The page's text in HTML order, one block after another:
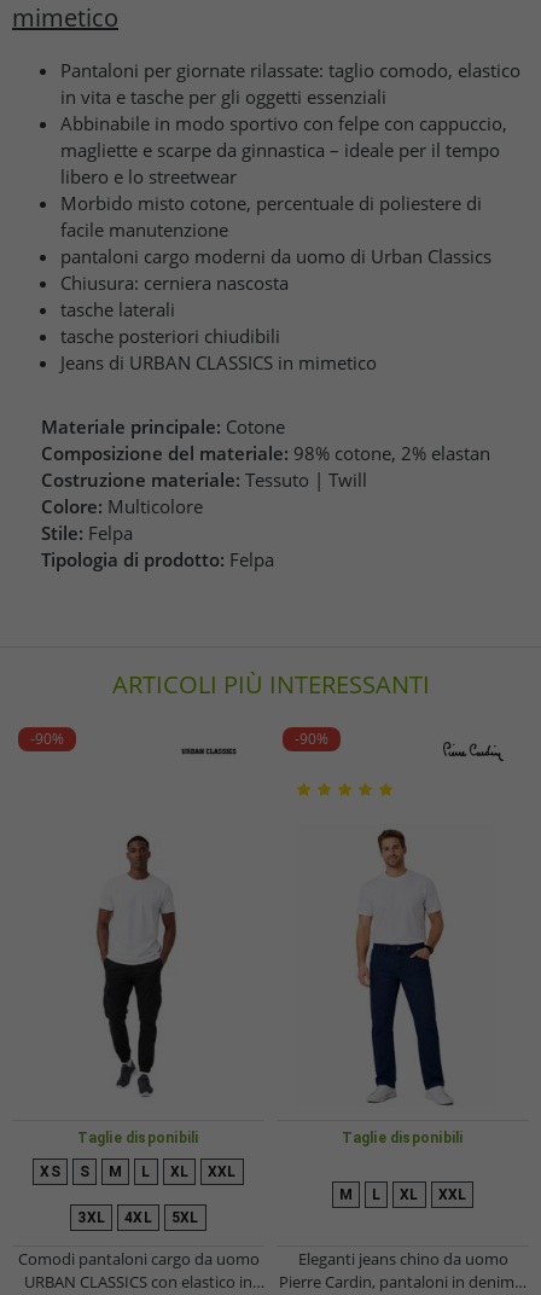
mimetico
Pantaloni per giornate rilassate: taglio comodo, elastico
in vita e tasche per gli oggetti essenziali
Abbinabile in modo sportivo con felpe con cappuccio,
magliette e scarpe da ginnastica – ideale per il tempo
libero e lo streetwear
Morbido misto cotone, percentuale di poliestere di
facile manutenzione
pantaloni cargo moderni da uomo di Urban Classics
Chiusura: cerniera nascosta
tasche laterali
tasche posteriori chiudibili
Jeans di URBAN CLASSICS in mimetico
Materiale principale: Cotone
Composizione del materiale: 98% cotone, 2% elastan
Costruzione materiale: Tessuto | Twill
Colore: Multicolore
Stile: Felpa
Tipologia di prodotto: Felpa
ARTICOLI PIÙ INTERESSANTI
-90%
Taglie disponibili
XS S M L XL XXL
3XL 4XL 5XL
Comodi pantaloni cargo da uomo
URBAN CLASSICS con elastico in
-90%
Taglie disponibili
M L XL XXL
Eleganti jeans chino da uomo
Pierre Cardin, pantaloni in denim e